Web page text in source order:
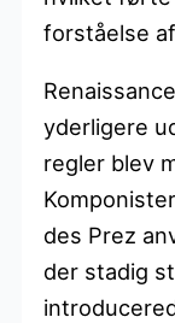
forståelse
yderligere
regler blev
des Prez
der stadig